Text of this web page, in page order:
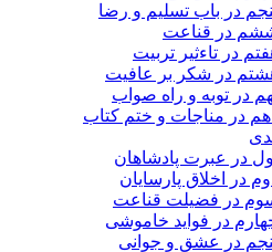
در باب تسلیم و رضا
در قناعت
در تاءثیر تربیت
در شکر بر عافیت
در توبه و راه صواب
در مناجات و ختم کتاب
در عبرت پادشاهان
در اخلاق پارسایان
در فضیلت قناعت
در فواید خاموشى
در عشق و جوانى